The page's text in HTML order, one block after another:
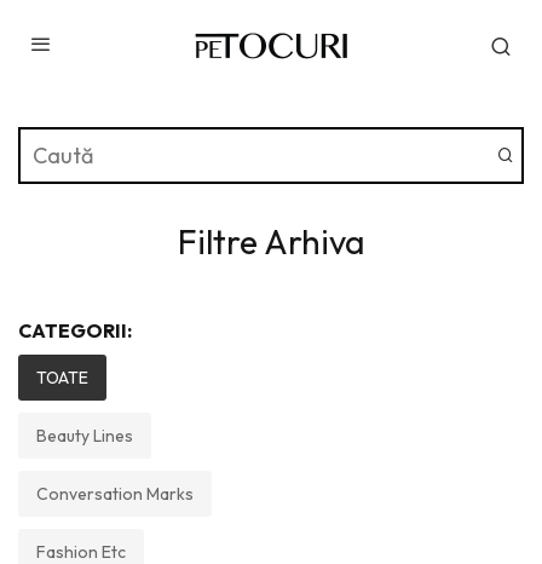
Filtre Arhiva
CATEGORII:
TOATE
Beauty Lines
Conversation Marks
Fashion Etc